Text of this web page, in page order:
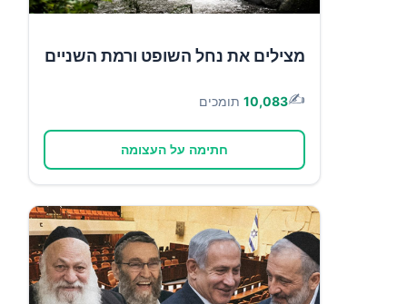
מצילים את נחל השופט ורמת השניים
✍️
10,083 תומכים
חתימה על העצומה